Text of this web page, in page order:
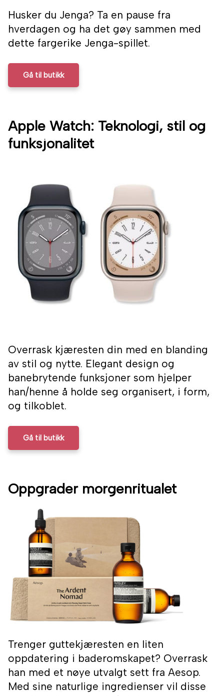
Husker du Jenga? Ta en pause fra
hverdagen og ha det gøy sammen med
dette fargerike Jenga-spillet.
Gå til butikk
Apple Watch: Teknologi, stil og
funksjonalitet
Overrask kjæresten din med en blanding
av stil og nytte. Elegant design og
banebrytende funksjoner som hjelper
han/henne å holde seg organisert, i form,
og tilkoblet.
Gå til butikk
Oppgrader morgenritualet
Trenger guttekjæresten en liten
oppdatering i baderomskapet? Overrask
han med et nøye utvalgt sett fra Aesop.
Med sine naturlige ingredienser vil disse